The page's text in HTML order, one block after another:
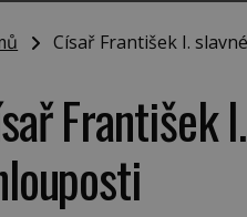
Císař František I.
František